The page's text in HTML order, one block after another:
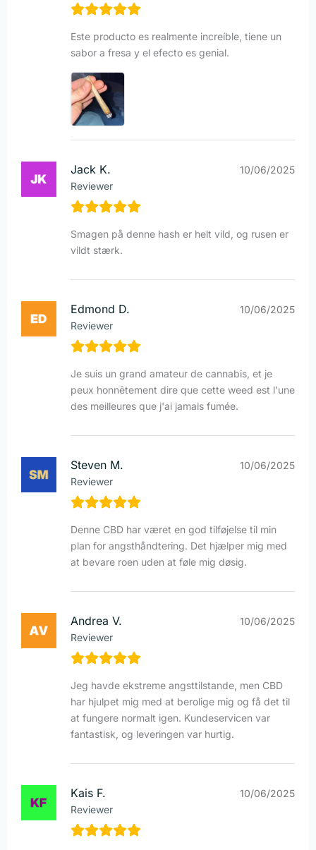
Este producto es realmente increíble, tiene un
sabor a fresa y el efecto es genial.
Jack K.
Reviewer
10/06/2025
Smagen på denne hash er helt vild, og rusen er
vildt stærk.
Edmond D.
Reviewer
10/06/2025
Je suis un grand amateur de cannabis, et je
peux honnêtement dire que cette weed est l'une
des meilleures que j'ai jamais fumée.
Steven M.
Reviewer
10/06/2025
Denne CBD har været en god tilføjelse til min
plan for angsthåndtering. Det hjælper mig med
at bevare roen uden at føle mig døsig.
Andrea V.
Reviewer
10/06/2025
Jeg havde ekstreme angsttilstande, men CBD
har hjulpet mig med at berolige mig og få det til
at fungere normalt igen. Kundeservicen var
fantastisk, og leveringen var hurtig.
Kais F.
Reviewer
10/06/2025